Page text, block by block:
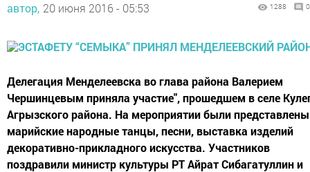
автор, 20 июня 2016 - 05:53 1288 0
Делегация Менделеевска во глава района Валерием
Чершинцевым приняла участие", прошедшем в селе
Агрызского района. На мероприятии были представлены
марийские народные танцы, песни, выставка изделий
декоративно-прикладного искусства. Участников
поздравили министр культуры РТ Айрат Сибагатуллин и